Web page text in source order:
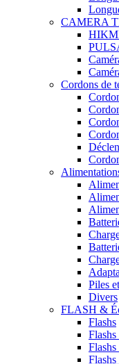
CAMERA
Cordons de
Piles
Divers
FLASH &
Flashs
Flashs